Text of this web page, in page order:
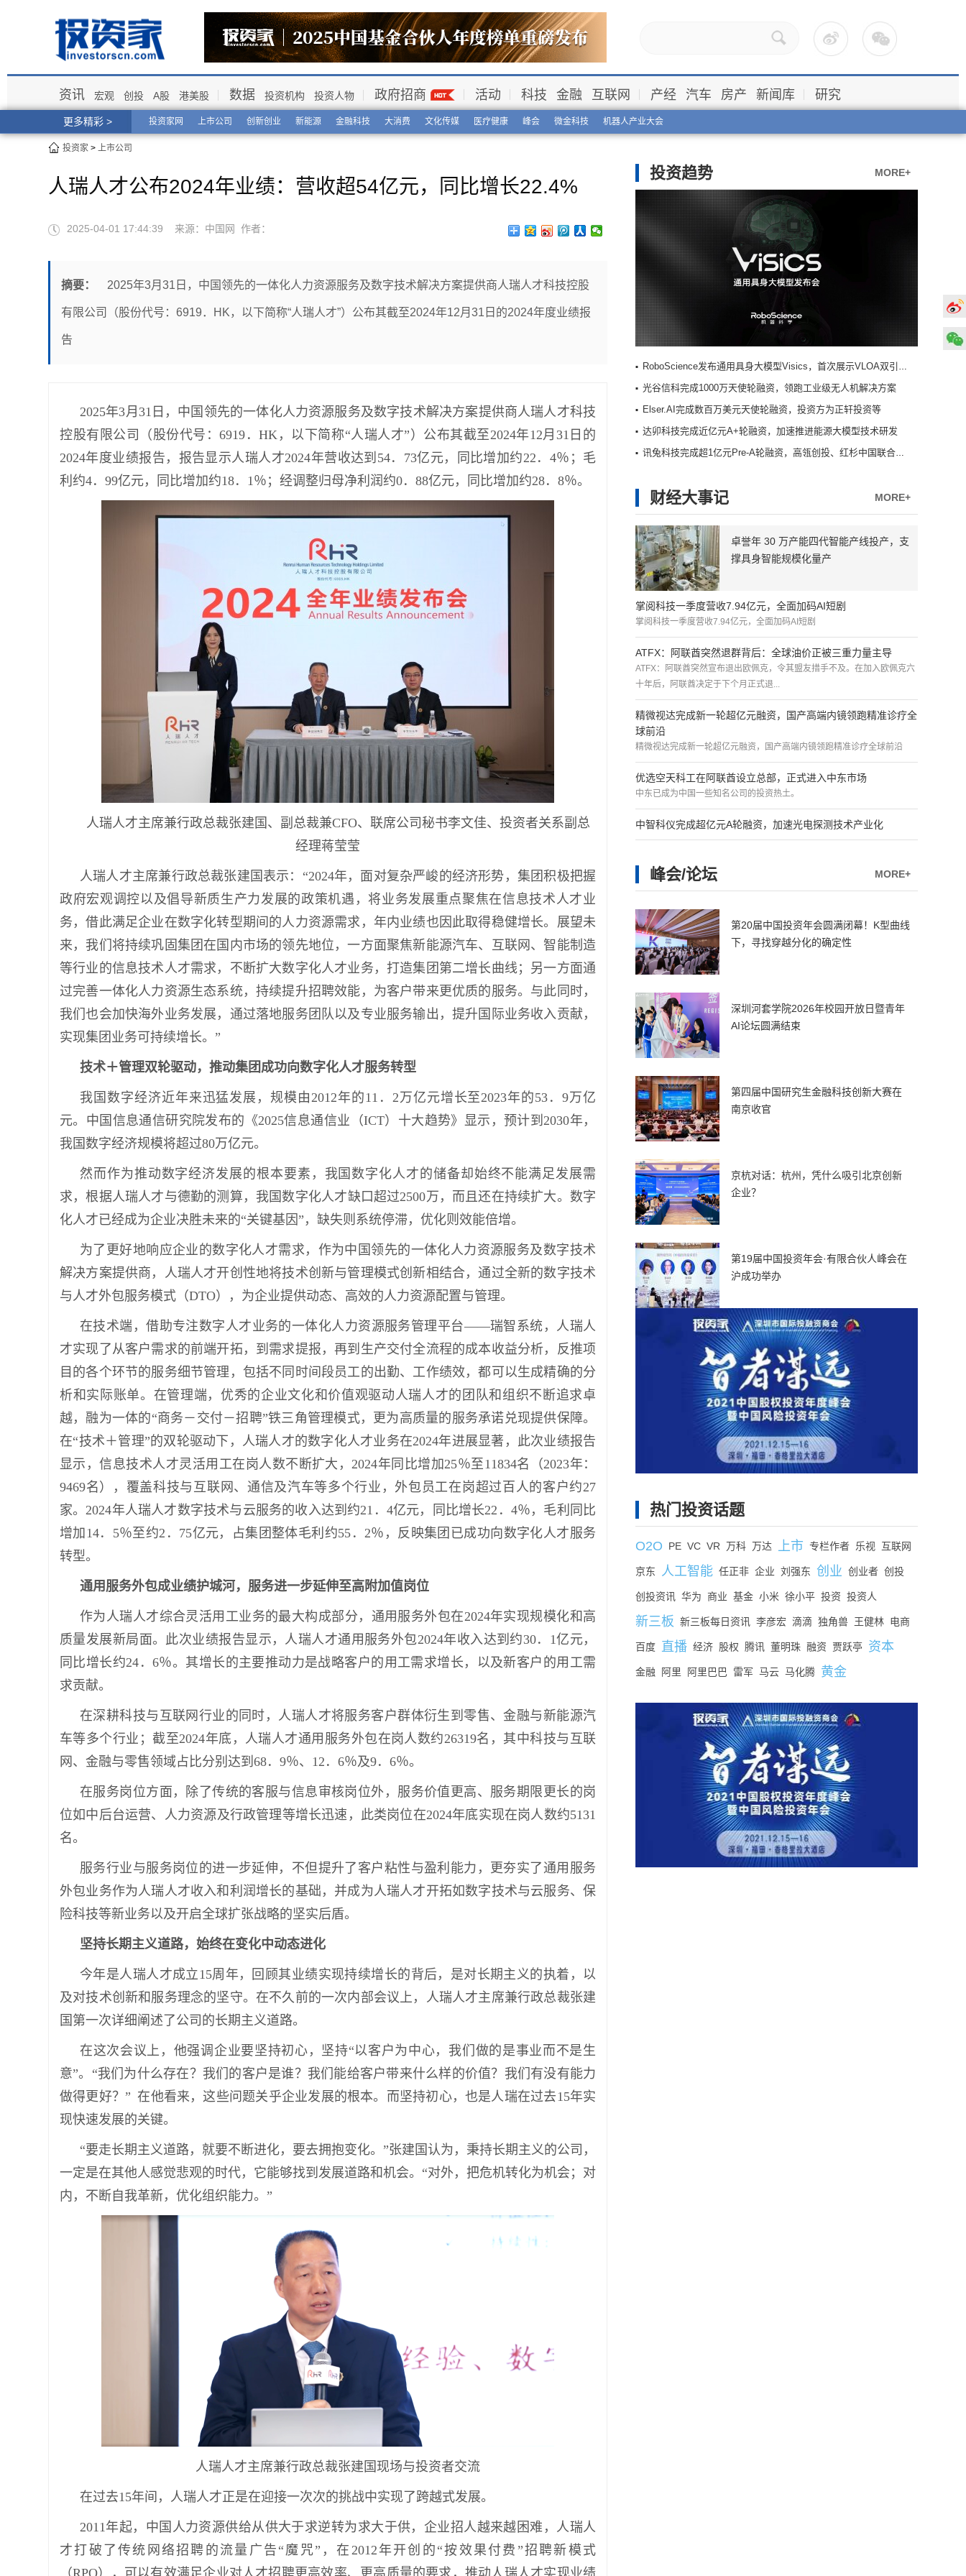
更多精彩 > 投资家网 上市公司 创新创业 新能源 金融科技 大消费 文化传媒 医疗健康 峰会 微金科技 机器人产业大会
资讯 宏观 创投 A股 港美股 数据 投资机构 投资人物 政府招商 活动 科技 金融 互联网 产经 汽车 房产 新闻库 研究
投资家 > 上市公司
人瑞人才公布2024年业绩：营收超54亿元，同比增长22.4%
2025-04-01 17:44:39 来源：中国网 作者：
摘要： 2025年3月31日，中国领先的一体化人力资源服务及数字技术解决方案提供商人瑞人才科技控股
有限公司（股份代号：6919．HK，以下简称“人瑞人才”）公布其截至2024年12月31日的2024年度业绩报
告
2025年3月31日，中国领先的一体化人力资源服务及数字技术解决方案提供商人瑞人才科技
控股有限公司（股份代号：6919．HK，以下简称“人瑞人才”）公布其截至2024年12月31日的
2024年度业绩报告，报告显示人瑞人才2024年营收达到54．73亿元，同比增加约22．4％；毛
利约4．99亿元，同比增加约18．1％；经调整归母净利润约0．88亿元，同比增加约28．8％。
人瑞人才主席兼行政总裁张建国、副总裁兼CFO、联席公司秘书李文佳、投资者关系副总
经理蒋莹莹
人瑞人才主席兼行政总裁张建国表示：“2024年，面对复杂严峻的经济形势，集团积极把握
政府宏观调控以及倡导新质生产力发展的政策机遇，将业务发展重点聚焦在信息技术人才业
务，借此满足企业在数字化转型期间的人力资源需求，年内业绩也因此取得稳健增长。展望未
来，我们将持续巩固集团在国内市场的领先地位，一方面聚焦新能源汽车、互联网、智能制造
等行业的信息技术人才需求，不断扩大数字化人才业务，打造集团第二增长曲线；另一方面通
过完善一体化人力资源生态系统，持续提升招聘效能，为客户带来更优质的服务。与此同时，
我们也会加快海外业务发展，通过落地服务团队以及专业服务输出，提升国际业务收入贡献，
实现集团业务可持续增长。”
技术＋管理双轮驱动，推动集团成功向数字化人才服务转型
我国数字经济近年来迅猛发展，规模由2012年的11．2万亿元增长至2023年的53．9万亿
元。中国信息通信研究院发布的《2025信息通信业（ICT）十大趋势》显示，预计到2030年，
我国数字经济规模将超过80万亿元。
然而作为推动数字经济发展的根本要素，我国数字化人才的储备却始终不能满足发展需
求，根据人瑞人才与德勤的测算，我国数字化人才缺口超过2500万，而且还在持续扩大。数字
化人才已经成为企业决胜未来的“关键基因”，缺失则系统停滞，优化则效能倍增。
为了更好地响应企业的数字化人才需求，作为中国领先的一体化人力资源服务及数字技术
解决方案提供商，人瑞人才开创性地将技术创新与管理模式创新相结合，通过全新的数字技术
与人才外包服务模式（DTO），为企业提供动态、高效的人力资源配置与管理。
在技术端，借助专注数字人才业务的一体化人力资源服务管理平台——瑞智系统，人瑞人
才实现了从客户需求的前端开拓，到需求提报，再到生产交付全流程的成本收益分析，反推项
目的各个环节的服务细节管理，包括不同时间段员工的出勤、工作绩效，都可以生成精确的分
析和实际账单。在管理端，优秀的企业文化和价值观驱动人瑞人才的团队和组织不断追求卓
越，融为一体的“商务－交付－招聘”铁三角管理模式，更为高质量的服务承诺兑现提供保障。
在“技术＋管理”的双轮驱动下，人瑞人才的数字化人才业务在2024年进展显著，此次业绩报告
显示，信息技术人才灵活用工在岗人数不断扩大，2024年同比增加25％至11834名（2023年：
9469名），覆盖科技与互联网、通信及汽车等多个行业，外包员工在岗超过百人的客户约27
家。2024年人瑞人才数字技术与云服务的收入达到约21．4亿元，同比增长22．4％，毛利同比
增加14．5％至约2．75亿元，占集团整体毛利约55．2％，反映集团已成功向数字化人才服务
转型。
通用服务外包成业绩护城河，服务进一步延伸至高附加值岗位
作为人瑞人才综合灵活用工业务的最大构成部分，通用服务外包在2024年实现规模化和高
质量发展新局面。此次业绩报告显示，人瑞人才通用服务外包2024年收入达到约30．1亿元，
同比增长约24．6％。其增长的主要推动力是战略客户的用工需求增长，以及新客户的用工需
求贡献。
在深耕科技与互联网行业的同时，人瑞人才将服务客户群体衍生到零售、金融与新能源汽
车等多个行业；截至2024年底，人瑞人才通用服务外包在岗人数约26319名，其中科技与互联
网、金融与零售领域占比分别达到68．9％、12．6％及9．6％。
在服务岗位方面，除了传统的客服与信息审核岗位外，服务价值更高、服务期限更长的岗
位如中后台运营、人力资源及行政管理等增长迅速，此类岗位在2024年底实现在岗人数约5131
名。
服务行业与服务岗位的进一步延伸，不但提升了客户粘性与盈利能力，更夯实了通用服务
外包业务作为人瑞人才收入和利润增长的基础，并成为人瑞人才开拓如数字技术与云服务、保
险科技等新业务以及开启全球扩张战略的坚实后盾。
坚持长期主义道路，始终在变化中动态进化
今年是人瑞人才成立15周年，回顾其业绩实现持续增长的背后，是对长期主义的执着，以
及对技术创新和服务理念的坚守。在不久前的一次内部会议上，人瑞人才主席兼行政总裁张建
国第一次详细阐述了公司的长期主义道路。
在这次会议上，他强调企业要坚持初心，坚持“以客户为中心，我们做的是事业而不是生
意”。“我们为什么存在？我们的客户是谁？我们能给客户带来什么样的价值？我们有没有能力
做得更好？” 在他看来，这些问题关乎企业发展的根本。而坚持初心，也是人瑞在过去15年实
现快速发展的关键。
“要走长期主义道路，就要不断进化，要去拥抱变化。”张建国认为，秉持长期主义的公司，
一定是在其他人感觉悲观的时代，它能够找到发展道路和机会。“对外，把危机转化为机会；对
内，不断自我革新，优化组织能力。”
人瑞人才主席兼行政总裁张建国现场与投资者交流
在过去15年间，人瑞人才正是在迎接一次次的挑战中实现了跨越式发展。
2011年起，中国人力资源供给从供大于求逆转为求大于供，企业招人越来越困难，人瑞人
才打破了传统网络招聘的流量广告“魔咒”，在2012年开创的“按效果付费”招聘新模式
（RPO），可以有效满足企业对人才招聘更高效率、更高质量的要求，推动人瑞人才实现业绩
MORE+
投资趋势
RoboScience发布通用具身大模型Visics，首次展示VLOA双引擎架构
光谷信科完成1000万天使轮融资，领跑工业级无人机解决方案
Elser.AI完成数百万美元天使轮融资，投资方为正轩投资等
达卯科技完成近亿元A+轮融资，加速推进能源大模型技术研发
讯兔科技完成超1亿元Pre-A轮融资，高瓴创投、红杉中国联合领投
MORE+
财经大事记
卓誉年 30 万产能四代智能产线投产，支
撑具身智能规模化量产
掌阅科技一季度营收7.94亿元，全面加码AI短剧
掌阅科技一季度营收7.94亿元，全面加码AI短剧
ATFX：阿联酋突然退群背后：全球油价正被三重力量主导
ATFX：阿联酋突然宣布退出欧佩克，令其盟友措手不及。在加入欧佩克六
十年后，阿联酋决定于下个月正式退...
精微视达完成新一轮超亿元融资，国产高端内镜领跑精准诊疗全
球前沿
精微视达完成新一轮超亿元融资，国产高端内镜领跑精准诊疗全球前沿
优选空天科工在阿联酋设立总部，正式进入中东市场
中东已成为中国一些知名公司的投资热土。
中智科仪完成超亿元A轮融资，加速光电探测技术产业化
MORE+
峰会/论坛
第20届中国投资年会圆满闭幕！K型曲线
下，寻找穿越分化的确定性
深圳河套学院2026年校园开放日暨青年
AI论坛圆满结束
第四届中国研究生金融科技创新大赛在
南京收官
京杭对话：杭州，凭什么吸引北京创新
企业？
第19届中国投资年会·有限合伙人峰会在
沪成功举办
热门投资话题
O2O PE VC VR 万科 万达 上市 专栏作者 乐视 互联网
京东 人工智能 任正非 企业 刘强东 创业 创业者 创投
创投资讯 华为 商业 基金 小米 徐小平 投资 投资人
新三板 新三板每日资讯 李彦宏 滴滴 独角兽 王健林 电商
百度 直播 经济 股权 腾讯 董明珠 融资 贾跃亭 资本
金融 阿里 阿里巴巴 雷军 马云 马化腾 黄金